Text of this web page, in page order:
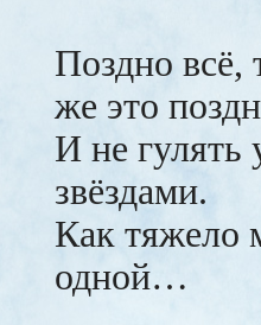
Поздно всё,
же это
И не гулять
звёздами.
Как тяжело
одной…